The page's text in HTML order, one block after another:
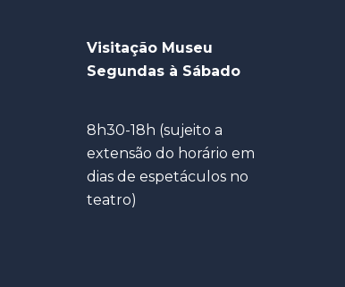
Visitação Museu
Segundas à Sábado
8h30-18h (sujeito a
extensão do horário em
dias de espetáculos no
teatro)